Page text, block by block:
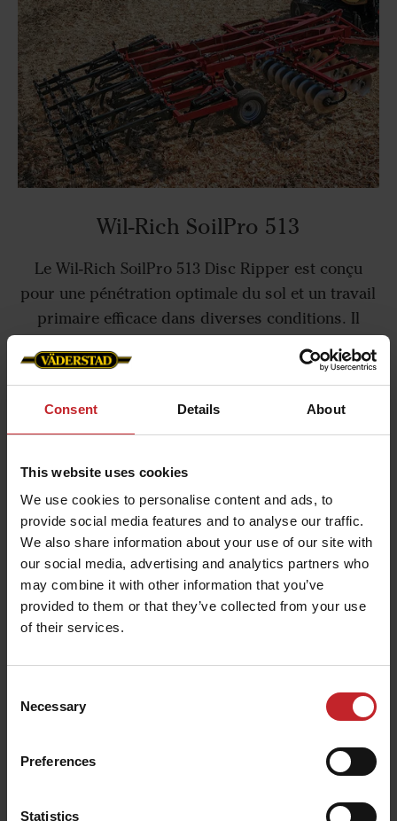
Consent Details About
This website uses cookies
We use cookies to personalise content and ads, to
provide social media features and to analyse our traffic.
We also share information about your use of our site with
our social media, advertising and analytics partners who
may combine it with other information that you’ve
provided to them or that they’ve collected from your use
of their services.
Selection
Necessary
Preferences
Statistics
Wil-Rich SoilPro 513
Le Wil-Rich SoilPro 513 Disc Ripper est conçu
pour une pénétration optimale du sol et un travail
primaire efficace dans diverses conditions. Il
préparation du lit de semence, favorisant ainsi